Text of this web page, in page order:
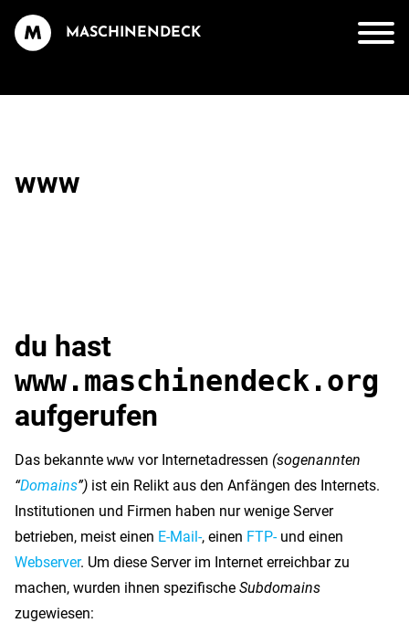
MASCHINENDECK
www
du hast
www.maschinendeck.org
aufgerufen
Das bekannte www vor Internetadressen (sogenannten
“Domains”) ist ein Relikt aus den Anfängen des Internets.
Institutionen und Firmen haben nur wenige Server
betrieben, meist einen E-Mail-, einen FTP-und einen
Webserver. Um diese Server im Internet erreichbar zu
machen, wurden ihnen spezifische Subdomains
zugewiesen: